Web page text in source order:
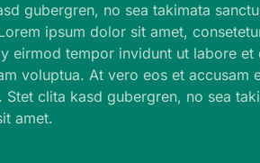
gubergren, no sea takimata
ipsum dolor sit amet,
eirmod tempor invidunt ut labore
voluptua. At vero eos et accusam
Stet clita kasd gubergren, no sea
amet.